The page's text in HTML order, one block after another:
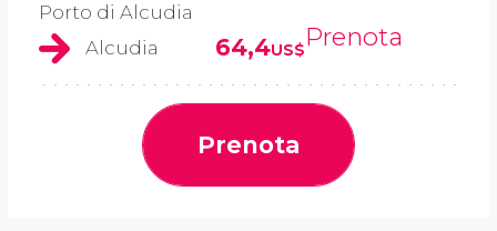
Porto di Alcudia
Alcudia
64,4US$Prenota
Prenota